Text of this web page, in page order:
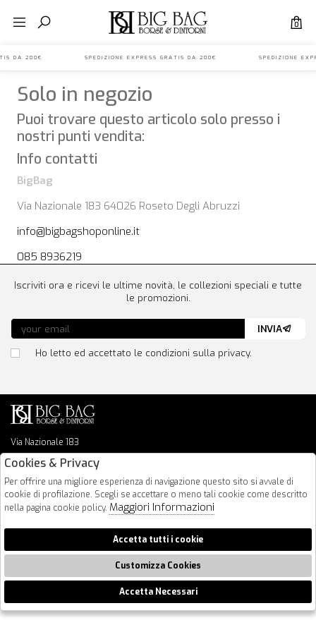
0
GRATIS DA 200€ SPEDIZIONE EXPRESS GRATIS DA 200€
Solo in negozio
Puoi trovare questo articolo solo presso i
nostri punti vendita:
Info contatti
BigBag
Via Nazionale 183 64026 Roseto Degli Abruzzi
info@bigbagshoponline.it
085 8936219
Via Nazionale 183
64026 Roseto Degli Abruzzi
info@bigbagshoponline.it
follow us
Iscriviti ora e ricevi le ultime novità, le collezioni speciali e tutte
le promozioni.
Ho letto ed accettato le condizioni sulla privacy.
INVIA
2026 BigBag - P.iva : 00916940679 Powered by
🍪
Cookies & Privacy
Per offrire una migliore esperienza di navigazione questo sito si avvale di
cookie di profilazione. Scegli se accettare o meno tali cookie come descritto
nella pagina cookie policy. Maggiori Informazioni
Accetta tutti i cookie
Customizza Cookies
Accetta Necessari